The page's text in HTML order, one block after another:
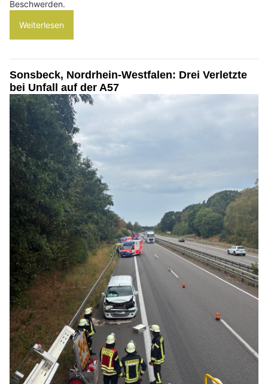
Beschwerden.
Weiterlesen
Sonsbeck, Nordrhein-Westfalen: Drei Verletzte
bei Unfall auf der A57